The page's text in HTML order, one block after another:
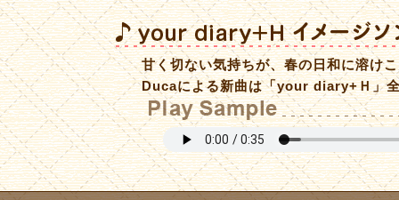
甘く切ない気持ちが、春の日和に溶け
Ducaによる新曲は「your diary+Ｈ」